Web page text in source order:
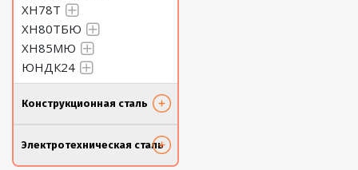
ХН78Т
ХН80ТБЮ
ХН85МЮ
ЮНДК24
Конструкционная сталь
Электротехническая сталь